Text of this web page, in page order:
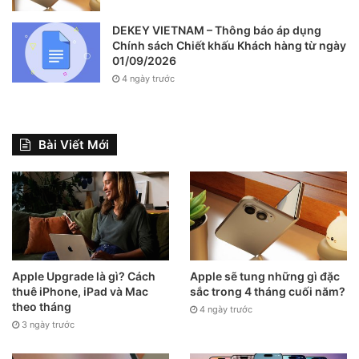
Bước 2: Bạn tìm đếncài đặt ứng dụng âm nhạcbạn dùng,
sau đó bạn
gạt nút sang trái ở mụcThông báo gợi ý.
DEKEY VIETNAM – Thông báo áp dụng
Chính sách Chiết khấu Khách hàng từ ngày
01/09/2026
4 ngày trước
Bài Viết Mới
Apple Upgrade là gì? Cách
thuê iPhone, iPad và Mac
theo tháng
3 ngày trước
Apple sẽ tung những gì đặc
sắc trong 4 tháng cuối năm?
4 ngày trước